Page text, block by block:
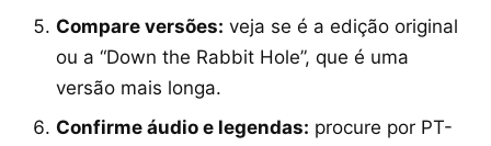
Compare versões: veja se é a edição original
ou a “Down the Rabbit Hole”, que é uma
versão mais longa.
Confirme áudio e legendas: procure por PT-